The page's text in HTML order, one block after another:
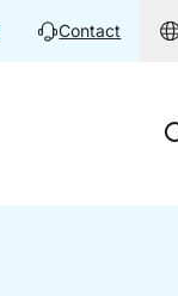
Contact